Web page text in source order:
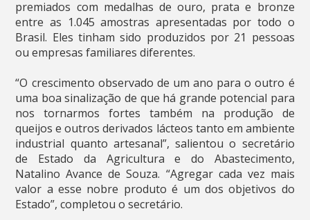
premiados com medalhas de ouro, prata e bronze
entre as 1.045 amostras apresentadas por todo o
Brasil. Eles tinham sido produzidos por 21 pessoas
ou empresas familiares diferentes.
“O crescimento observado de um ano para o outro é
uma boa sinalização de que há grande potencial para
nos tornarmos fortes também na produção de
queijos e outros derivados lácteos tanto em ambiente
industrial quanto artesanal”, salientou o secretário
de Estado da Agricultura e do Abastecimento,
Natalino Avance de Souza. “Agregar cada vez mais
valor a esse nobre produto é um dos objetivos do
Estado”, completou o secretário.